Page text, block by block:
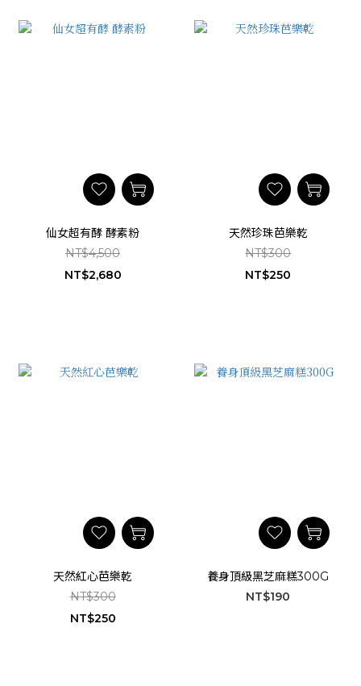
仙女超有酵 酵素粉
NT$4,500
NT$2,680
天然珍珠芭樂乾
NT$300
NT$250
天然紅心芭樂乾
NT$300
NT$250
養身頂級黑芝麻糕300G
NT$190